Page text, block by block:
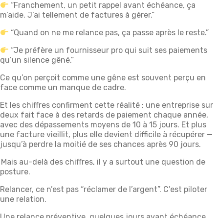
“Franchement, un petit rappel avant échéance, ça
m’aide. J’ai tellement de factures à gérer.”
“Quand on ne me relance pas, ça passe après le reste.”
“Je préfère un fournisseur pro qui suit ses paiements
qu’un silence gêné.”
Ce qu’on perçoit comme une gêne est souvent perçu en
face comme un manque de cadre.
Et les chiffres confirment cette réalité : une entreprise sur
deux fait face à des retards de paiement chaque année,
avec des dépassements moyens de 10 à 15 jours. Et plus
une facture vieillit, plus elle devient difficile à récupérer —
jusqu’à perdre la moitié de ses chances après 90 jours.
Mais au-delà des chiffres, il y a surtout une question de
posture.
Relancer, ce n’est pas “réclamer de l’argent”. C’est piloter
une relation.